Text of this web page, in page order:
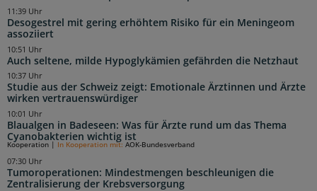
Desogestrel mit gering erhöhtem Risiko für ein Meningeom
assoziiert
11:39 Uhr
Auch seltene, milde Hypoglykämien gefährden die Netzhaut
10:51 Uhr
Studie aus der Schweiz zeigt: Emotionale Ärztinnen und Ärzte
wirken vertrauenswürdiger
10:37 Uhr
Blaualgen in Badeseen: Was für Ärzte rund um das Thema
Cyanobakterien wichtig ist
10:01 Uhr
Tumoroperationen: Mindestmengen beschleunigen die
Zentralisierung der Krebsversorgung
Kooperation | In Kooperation mit: AOK-Bundesverband
07:30 Uhr